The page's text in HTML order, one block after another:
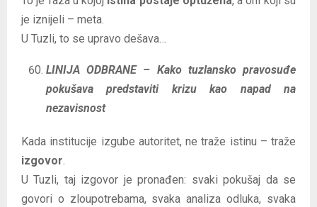
je iznijeli – meta.
U Tuzli, to se upravo dešava…
LINIJA ODBRANE – Kako tuzlansko pravosuđe
pokušava predstaviti krizu kao napad na
nezavisnost
Kada institucije izgube autoritet, ne traže istinu – traže
izgovor.
U Tuzli, taj izgovor je pronađen: svaki pokušaj da se
govori o zloupotrebama, svaka analiza odluka, svaka